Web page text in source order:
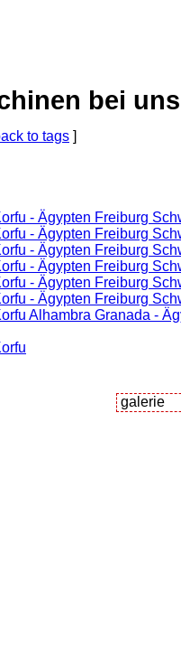
bei
to tags ]
- Ägypten Freiburg
- Ägypten Freiburg
- Ägypten Freiburg
- Ägypten Freiburg
- Ägypten Freiburg
- Ägypten Freiburg
Alhambra Granada -